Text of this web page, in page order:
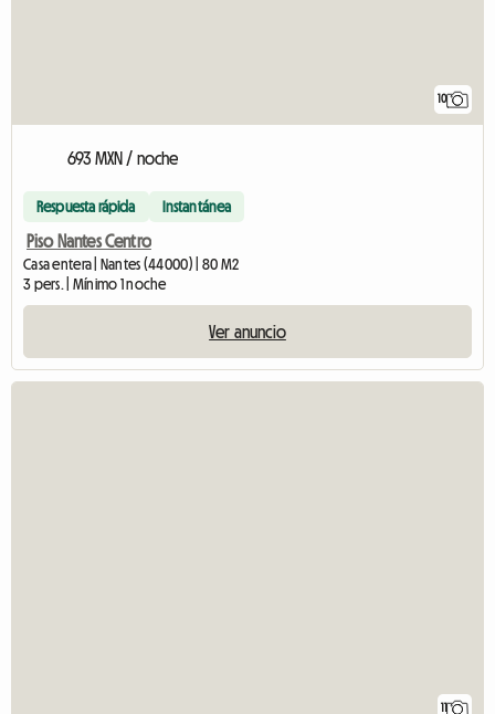
10
693 MXN / noche
Respuesta rápida Instantánea
Piso Nantes Centro
Casa entera | Nantes (44000) | 80 M2
3 pers. | Mínimo 1 noche
Ver anuncio
11